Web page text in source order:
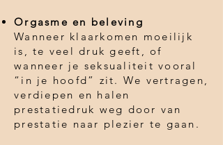
Orgasme en beleving
Wanneer klaarkomen moeilijk
is, te veel druk geeft, of
wanneer je seksualiteit vooral
“in je hoofd” zit. We vertragen,
verdiepen en halen
prestatiedruk weg door van
prestatie naar plezier te gaan.